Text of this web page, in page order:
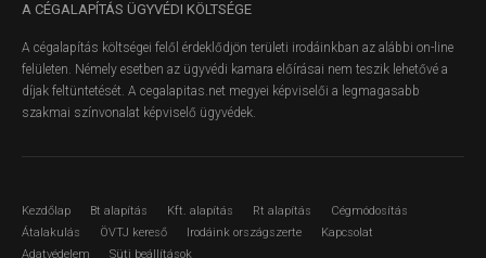
A CÉGALAPÍTÁS ÜGYVÉDI KÖLTSÉGE
A cégalapítás költségei felől érdeklődjön területi irodáinkban az alábbi on-line
felületen. Némely esetben az ügyvédi kamara előírásai nem teszik lehetővé a
díjak feltüntetését. A cegalapitas.net megyei képviselői a legmagasabb
szakmai színvonalat képviselő ügyvédek.
Kezdőlap Bt alapítás Kft. alapítás Rt alapítás
Cégmódosítás
Átalakulás
ÖVTJ kereső Irodáink országszerte
Kapcsolat
Adatvédelem
Süti beállítások